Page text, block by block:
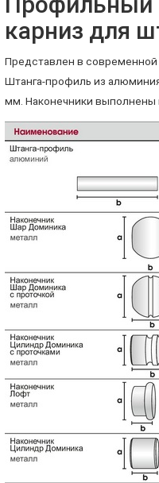
карниз для
Представлен в современной
Штанга-профиль из
мм. Наконечники выполнены